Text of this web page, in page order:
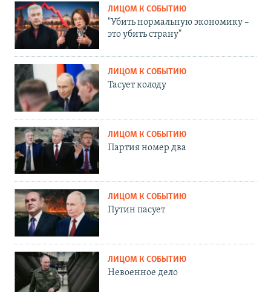
ЛИЦОМ К СОБЫТИЮ
"Убить нормальную экономику –
это убить страну"
ЛИЦОМ К СОБЫТИЮ
Тасует колоду
ЛИЦОМ К СОБЫТИЮ
Партия номер два
ЛИЦОМ К СОБЫТИЮ
Путин пасует
ЛИЦОМ К СОБЫТИЮ
Невоенное дело